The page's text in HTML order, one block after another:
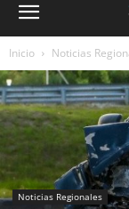
Inicio Noticias
Noticias Regionales